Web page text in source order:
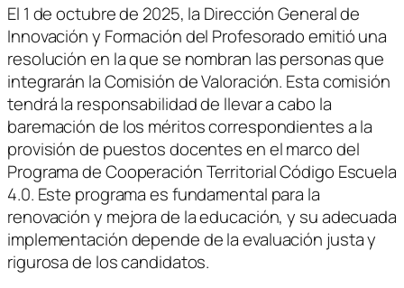
El 1 de octubre de 2025, la Dirección General de
Innovación y Formación del Profesorado emitió una
resolución en la que se nombran las personas que
integrarán la Comisión de Valoración. Esta comisión
tendrá la responsabilidad de llevar a cabo la
baremación de los méritos correspondientes a la
provisión de puestos docentes en el marco del
Programa de Cooperación Territorial Código Escuela
4.0. Este programa es fundamental para la
renovación y mejora de la educación, y su adecuada
implementación depende de la evaluación justa y
rigurosa de los candidatos.